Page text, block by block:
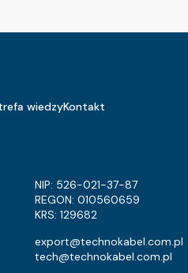
wiedzyKontakt
NIP: 526-021-37-87
REGON: 010560659
KRS: 129682
export@technokabel.com.pl
tech@technokabel.com.pl